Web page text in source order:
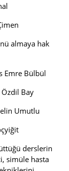
almaya hak
Emre Bülbül
Bay
Umutlu
derslerin
simüle hasta